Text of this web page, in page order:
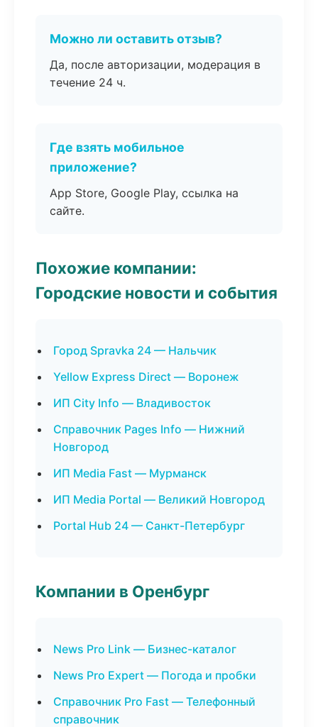
Можно ли оставить отзыв?
Да, после авторизации, модерация в
течение 24 ч.
Где взять мобильное
приложение?
App Store, Google Play, ссылка на
сайте.
Похожие компании:
Городские новости и события
Город Spravka 24 — Нальчик
Yellow Express Direct — Воронеж
ИП City Info — Владивосток
Справочник Pages Info — Нижний
Новгород
ИП Media Fast — Мурманск
ИП Media Portal — Великий Новгород
Portal Hub 24 — Санкт-Петербург
Компании в Оренбург
News Pro Link — Бизнес-каталог
News Pro Expert — Погода и пробки
Справочник Pro Fast — Телефонный
справочник